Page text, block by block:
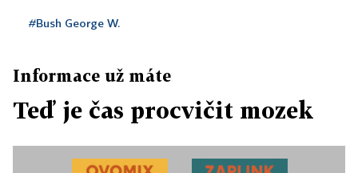
#Bush George W.
Informace už máte
Teď je čas procvičit mozek